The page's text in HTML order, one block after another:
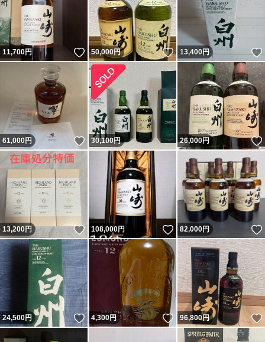
11,700円 いいね！
50,000円 いいね！
13,400円
61,000円 いいね！
30,100円 26,000円
13,200円 いいね！
108,000円 いいね！
82,000円
24,500円 いいね！
4,300円 いいね！
96,800円